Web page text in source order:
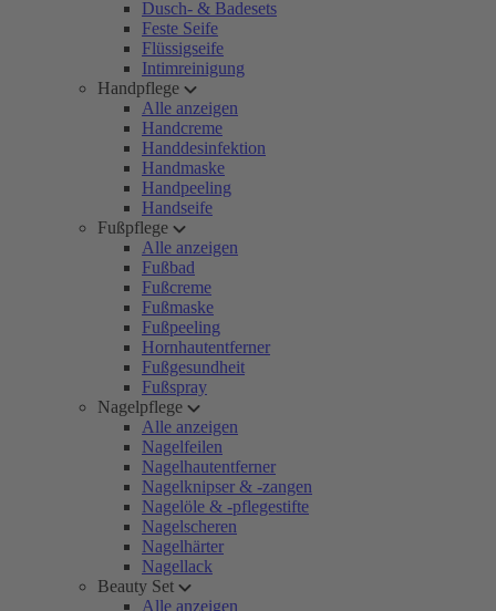
Dusch- & Badesets
Feste Seife
Flüssigseife
Intimreinigung
Handpflege
Alle anzeigen
Handcreme
Handdesinfektion
Handmaske
Handpeeling
Handseife
Fußpflege
Alle anzeigen
Fußbad
Fußcreme
Fußmaske
Fußpeeling
Hornhautentferner
Fußgesundheit
Fußspray
Nagelpflege
Alle anzeigen
Nagelfeilen
Nagelhautentferner
Nagelknipser & -zangen
Nagelöle & -pflegestifte
Nagelscheren
Nagelhärter
Nagellack
Beauty Set
Alle anzeigen